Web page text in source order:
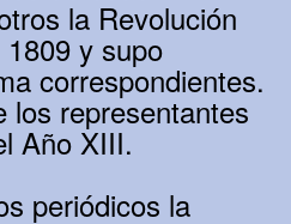
la Revolución
y supo
correspondientes.
los representantes
Año XIII.
periódicos la